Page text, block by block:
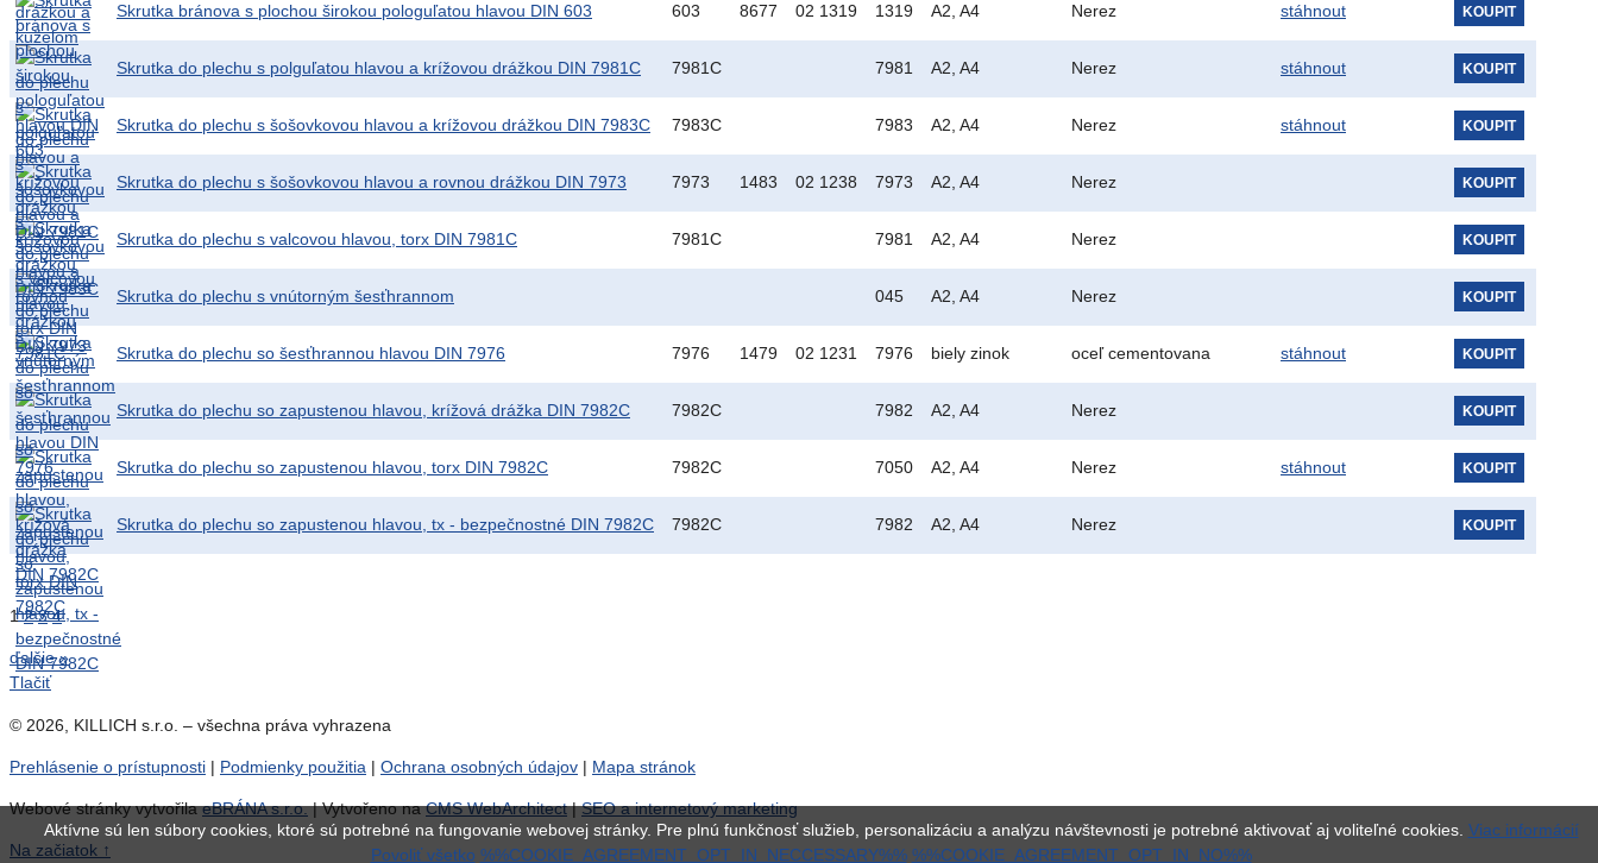
Skrutka bránova s plochou širokou pologuľatou hlavou DIN 603 603 8677 02 1319 1319 A2, A4 Nerez stáhnout KOUPIT
Skrutka do plechu s polguľatou hlavou a krížovou drážkou DIN 7981C 7981C 7981 A2, A4 Nerez stáhnout KOUPIT
Skrutka do plechu s šošovkovou hlavou a krížovou drážkou DIN 7983C 7983C 7983 A2, A4 Nerez stáhnout KOUPIT
Skrutka do plechu s šošovkovou hlavou a rovnou drážkou DIN 7973 7973 1483 02 1238 7973 A2, A4 Nerez KOUPIT
Skrutka do plechu s valcovou hlavou, torx DIN 7981C 7981C 7981 A2, A4 Nerez KOUPIT
Skrutka do plechu s vnútorným šesťhrannom 045 A2, A4 Nerez KOUPIT
Skrutka do plechu so šesťhrannou hlavou DIN 7976 7976 1479 02 1231 7976 biely zinok oceľ cementovana stáhnout KOUPIT
Skrutka do plechu so zapustenou hlavou, krížová drážka DIN 7982C 7982C 7982 A2, A4 Nerez KOUPIT
Skrutka do plechu so zapustenou hlavou, torx DIN 7982C 7982C 7050 A2, A4 Nerez stáhnout KOUPIT
Skrutka do plechu so zapustenou hlavou, tx - bezpečnostné DIN 7982C 7982C 7982 A2, A4 Nerez KOUPIT
12 3 4
ďalšie »
Tlačiť
© 2026, KILLICH s.r.o. – všechna práva vyhrazena
Prehlásenie o prístupnosti | Podmienky použitia | Ochrana osobných údajov | Mapa stránok
Webové stránky vytvořilaeBRÁNA s.r.o.| Vytvořeno naCMS WebArchitect|SEO a internetový marketing
Na začiatok ↑
Aktívne sú len súbory cookies, ktoré sú potrebné na fungovanie webovej stránky. Pre plnú funkčnosť služieb, personalizáciu a analýzu návštevnosti je potrebné aktivovať aj voliteľné cookies. Viac informácií
Povoliť všetko %%COOKIE_AGREEMENT_OPT_IN_NECCESSARY%% %%COOKIE_AGREEMENT_OPT_IN_NO%%